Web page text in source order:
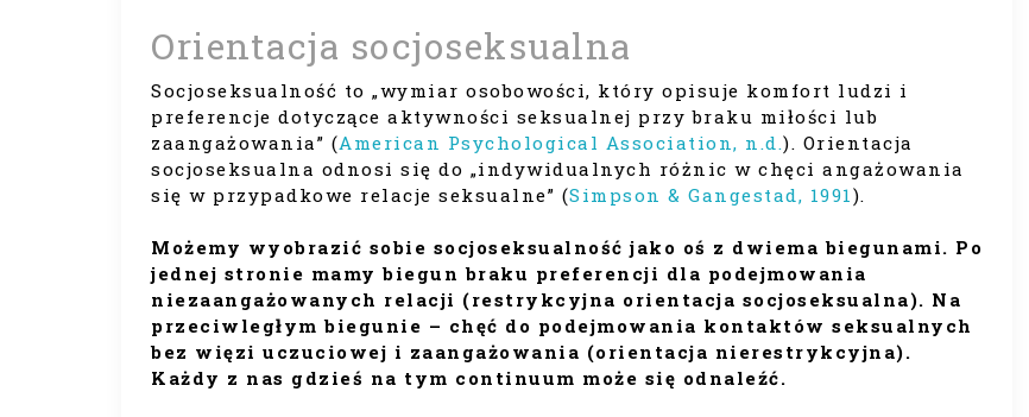
Orientacja socjoseksualna
Socjoseksualność to „wymiar osobowości, który opisuje komfort ludzi i
preferencje dotyczące aktywności seksualnej przy braku miłości lub
zaangażowania” (American Psychological Association, n.d.). Orientacja
socjoseksualna odnosi się do „indywidualnych różnic w chęci angażowania
się w przypadkowe relacje seksualne” (Simpson & Gangestad, 1991 ).
Możemy wyobrazić sobie socjoseksualność jako oś z dwiema biegunami. Po
jednej stronie mamy biegun braku preferencji dla podejmowania
niezaangażowanych relacji (restrykcyjna orientacja socjoseksualna). Na
przeciwległym biegunie – chęć do podejmowania kontaktów seksualnych
bez więzi uczuciowej i zaangażowania (orientacja nierestrykcyjna).
Każdy z nas gdzieś na tym continuum może się odnaleźć.